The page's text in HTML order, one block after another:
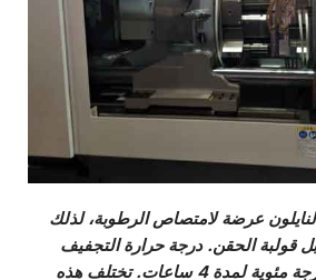
عرضة لامتصاص الرطوبة، لذلك
قولبة الحقن. درجة حرارة التجفيف
الموصى بها هي 120 درجة مئوية لمدة 4 ساعات. تختلف هذه